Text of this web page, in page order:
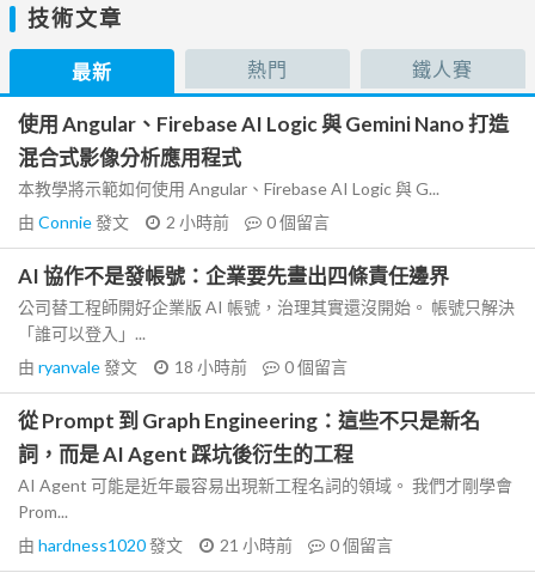
技術文章
最新 熱門 鐵人賽
使用 Angular、Firebase AI Logic 與 Gemini Nano 打造
混合式影像分析應用程式
本教學將示範如何使用 Angular、Firebase AI Logic 與 G...
由 Connie發文 2 小時前 0個留言
AI 協作不是發帳號：企業要先畫出四條責任邊界
公司替工程師開好企業版 AI 帳號，治理其實還沒開始。 帳號只解決
「誰可以登入」...
由 ryanvale發文 18 小時前 0個留言
從 Prompt 到 Graph Engineering：這些不只是新名
詞，而是 AI Agent 踩坑後衍生的工程
AI Agent 可能是近年最容易出現新工程名詞的領域。 我們才剛學會
Prom...
由 hardness1020發文 21 小時前 0個留言